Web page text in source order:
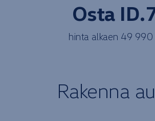
Osta
hinta alkaen 49 990
Rakenna